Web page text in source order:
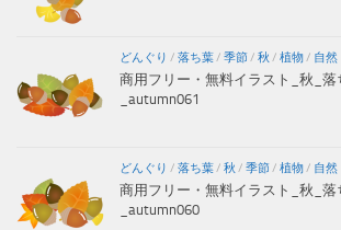
どんぐり / 落ち葉/ 季節/ 秋 / 植物/ 自然
商用フリー・無料イラスト_秋_落
_autumn061
どんぐり / 落ち葉/ 秋 / 季節/ 植物/ 自然
商用フリー・無料イラスト_秋_落
_autumn060